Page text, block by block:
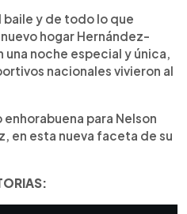
baile y de todo lo que
hogar Hernández-
noche especial y única,
nacionales vivieron al
para Nelson
en esta nueva faceta de su